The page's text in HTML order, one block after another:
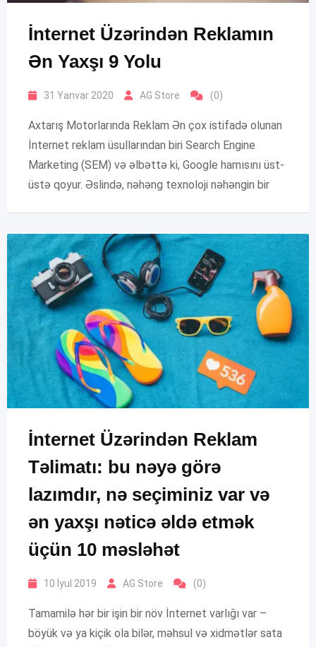
İnternet Üzərindən Reklamın
Ən Yaxşı 9 Yolu
31 Yanvar 2020 AG Store (0)
Axtarış Motorlarında Reklam Ən çox istifadə olunan
İnternet reklam üsullarından biri Search Engine
Marketing (SEM) və əlbəttə ki, Google hamısını üst-
üstə qoyur. Əslində, nəhəng texnoloji nəhəngin bir
İnternet Üzərindən Reklam
Təlimatı: bu nəyə görə
lazımdır, nə seçiminiz var və
ən yaxşı nəticə əldə etmək
üçün 10 məsləhət
10 İyul 2019 AG Store (0)
Tamamilə hər bir işin bir növ İnternet varlığı var –
böyük və ya kiçik ola bilər, məhsul və xidmətlər sata